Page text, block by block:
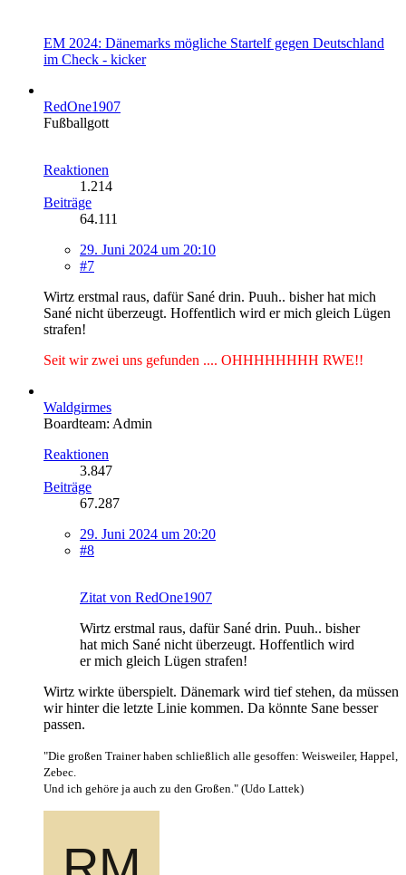
EM 2024: Dänemarks mögliche Startelf gegen Deutschland
im Check - kicker
RedOne1907
Fußballgott
Reaktionen
1.214
Beiträge
64.111
29. Juni 2024 um 20:10
#7
Wirtz erstmal raus, dafür Sané drin. Puuh.. bisher hat mich
Sané nicht überzeugt. Hoffentlich wird er mich gleich Lügen
strafen!
Seit wir zwei uns gefunden .... OHHHHHHHH RWE!!
Waldgirmes
Boardteam: Admin
Reaktionen
3.847
Beiträge
67.287
29. Juni 2024 um 20:20
#8
Zitat von RedOne1907
Wirtz erstmal raus, dafür Sané drin. Puuh.. bisher
hat mich Sané nicht überzeugt. Hoffentlich wird
er mich gleich Lügen strafen!
Wirtz wirkte überspielt. Dänemark wird tief stehen, da müssen
wir hinter die letzte Linie kommen. Da könnte Sane besser
passen.
"Die großen Trainer haben schließlich alle gesoffen: Weisweiler, Happel,
Zebec.
Und ich gehöre ja auch zu den Großen." (Udo Lattek)